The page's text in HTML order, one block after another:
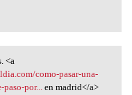
us. <a
<a
como-pasar-una-
paso-por...en madrid</a>